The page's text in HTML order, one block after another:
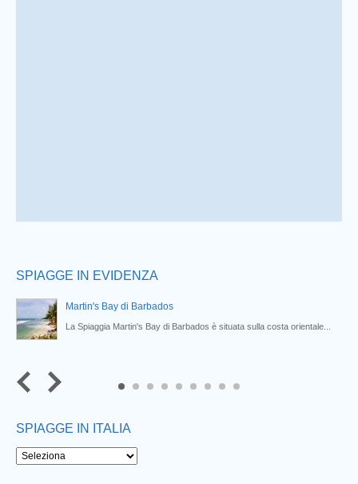
SPIAGGE IN EVIDENZA
Martin's Bay di Barbados
La Spiaggia Martin's Bay di Barbados è situata sulla costa orientale...
8
SPIAGGE IN ITALIA